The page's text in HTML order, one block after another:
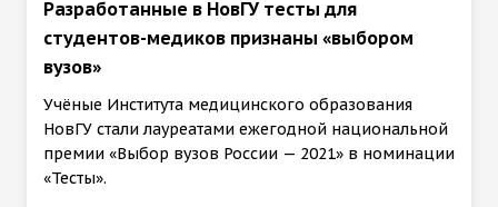
Разработанные в НовГУ тесты для
студентов-медиков признаны «выбором
вузов»
Учёные Института медицинского образования
НовГУ стали лауреатами ежегодной национальной
премии «Выбор вузов России — 2021» в номинации
«Тесты».